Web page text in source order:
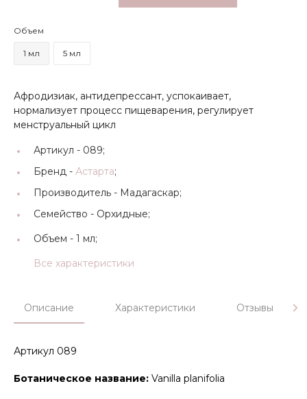
Объем
1 мл 5 мл
Афродизиак, антидепрессант, успокаивает,
нормализует процесс пищеварения, регулирует
менструальный цикл
Артикул - 089;
Бренд - Астарта;
Производитель - Мадагаскар;
Семейство - Орхидные;
Объем - 1 мл;
Все характеристики
Описание Характеристики Отзывы
Артикул 089
Ботаническое название: Vanilla planifolia